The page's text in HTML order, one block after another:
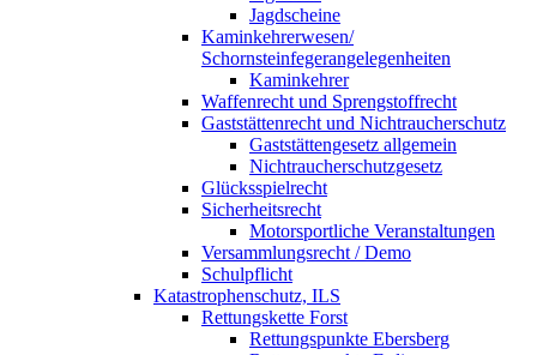
Jagdscheine
Kaminkehrerwesen/
Schornsteinfegerangelegenheiten
Kaminkehrer
Waffenrecht und Sprengstoffrecht
Gaststättenrecht und Nichtraucherschutz
Gaststättengesetz allgemein
Nichtraucherschutzgesetz
Glücksspielrecht
Sicherheitsrecht
Motorsportliche Veranstaltungen
Versammlungsrecht / Demo
Schulpflicht
Katastrophenschutz, ILS
Rettungskette Forst
Rettungspunkte Ebersberg